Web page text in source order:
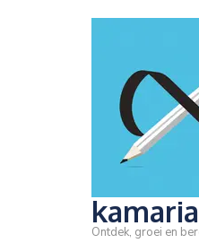
Ontdek, groei en